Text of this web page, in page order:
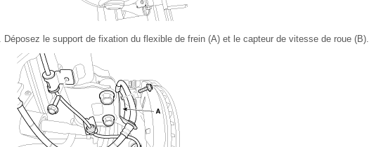
Déposez le support de fixation du flexible de frein (A) et le capteur de vitesse de roue (B).